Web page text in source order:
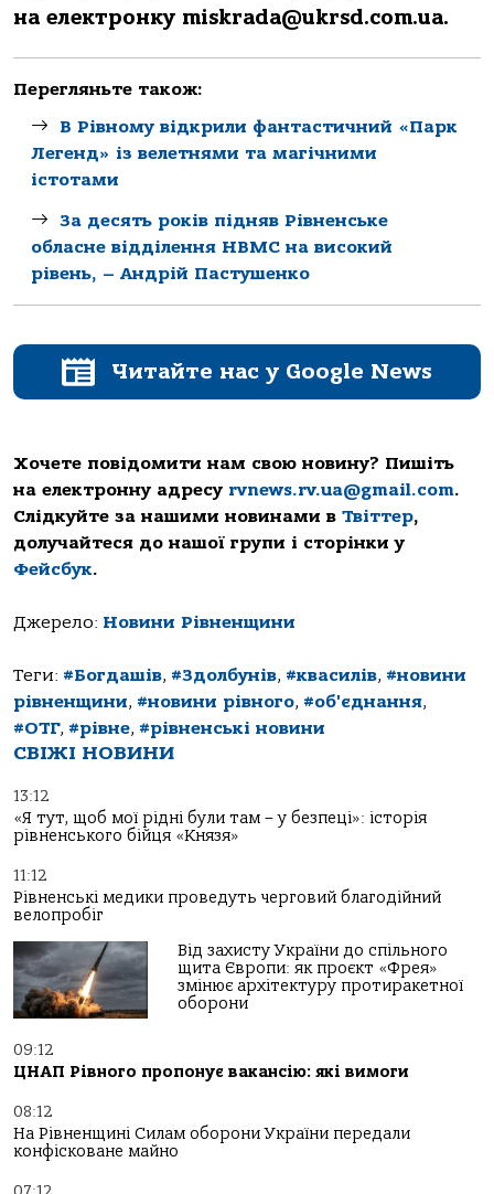
на електронку miskrada@ukrsd.com.ua.
Перегляньте також:
В Рівному відкрили фантастичний «Парк
Легенд» із велетнями та магічними
істотами
За десять років підняв Рівненське
обласне відділення НВМС на високий
рівень, – Андрій Пастушенко
Читайте нас у Google News
Хочете повідомити нам свою новину? Пишіть
на електронну адресу rvnews.rv.ua@gmail.com.
Слідкуйте за нашими новинами в Твіттер,
долучайтеся до нашої групи і сторінки у
Фейсбук.
Джерело: Новини Рівненщини
Теги: #Богдашів, #Здолбунів, #квасилів, #новини
рівненщини, #новини рівного, #об'єднання,
#ОТГ, #рівне, #рівненські новини
СВІЖІ НОВИНИ
13:12
«Я тут, щоб мої рідні були там – у безпеці»: історія
рівненського бійця «Князя»
11:12
Рівненські медики проведуть черговий благодійний
велопробіг
Від захисту України до спільного
щита Європи: як проєкт «Фрея»
змінює архітектуру протиракетної
оборони
09:12
ЦНАП Рівного пропонує вакансію: які вимоги
08:12
На Рівненщині Силам оборони України передали
конфісковане майно